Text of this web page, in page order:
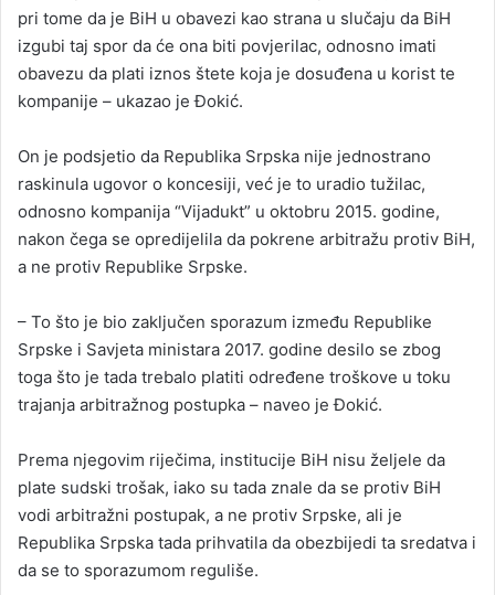
pri tome da je BiH u obavezi kao strana u slučaju da BiH
izgubi taj spor da će ona biti povjerilac, odnosno imati
obavezu da plati iznos štete koja je dosuđena u korist te
kompanije – ukazao je Đokić.
On je podsjetio da Republika Srpska nije jednostrano
raskinula ugovor o koncesiji, već je to uradio tužilac,
odnosno kompanija “Vijadukt” u oktobru 2015. godine,
nakon čega se opredijelila da pokrene arbitražu protiv BiH,
a ne protiv Republike Srpske.
– To što je bio zaključen sporazum između Republike
Srpske i Savjeta ministara 2017. godine desilo se zbog
toga što je tada trebalo platiti određene troškove u toku
trajanja arbitražnog postupka – naveo je Đokić.
Prema njegovim riječima, institucije BiH nisu željele da
plate sudski trošak, iako su tada znale da se protiv BiH
vodi arbitražni postupak, a ne protiv Srpske, ali je
Republika Srpska tada prihvatila da obezbijedi ta sredatva i
da se to sporazumom reguliše.